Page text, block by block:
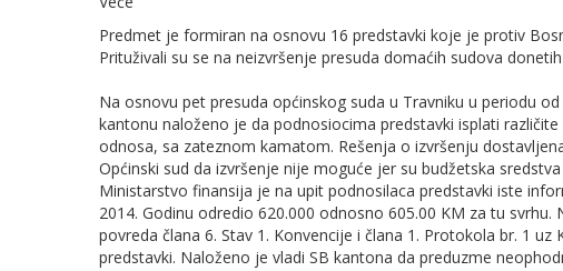
Predmet je formiran na osnovu 16 predstavki koje je protiv
Prituživali su se na neizvršenje presuda domaćih sudova
Na osnovu pet presuda općinskog suda u Travniku u periodu
kantonu naloženo je da podnosiocima predstavki isplati
odnosa, sa zateznom kamatom. Rešenja o izvršenju
Općinski sud da izvršenje nije moguće jer su budžetska
Ministarstvo finansija je na upit podnosilaca predstavki iste
2014. Godinu odredio 620.000 odnosno 605.00 KM za tu
povreda člana 6. Stav 1. Konvencije i člana 1. Protokola br. 1
predstavki. Naloženo je vladi SB kantona da preduzme